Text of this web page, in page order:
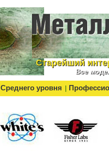
Cтарейший
Все
Среднего уровня |